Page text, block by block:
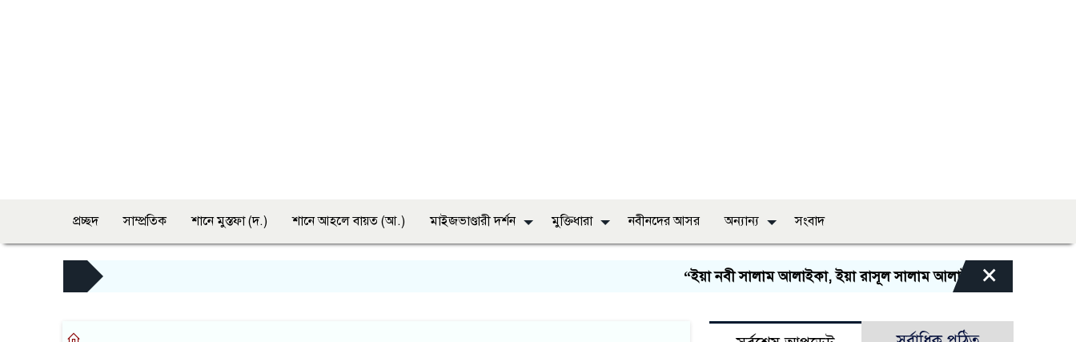
প্রচ্ছদ সাম্প্রতিক শানে মুস্তফা (দ.) শানে আহলে বায়ত (আ.) মাইজভাণ্ডারী দর্শন মুক্তিধারা নবীনদের আসর অন্যান্য সংবাদ
“ইয়া নবী সালাম আলাইকা, ইয়া রাসূল সালাম আলাইকা, ইয়া হাবীব
×